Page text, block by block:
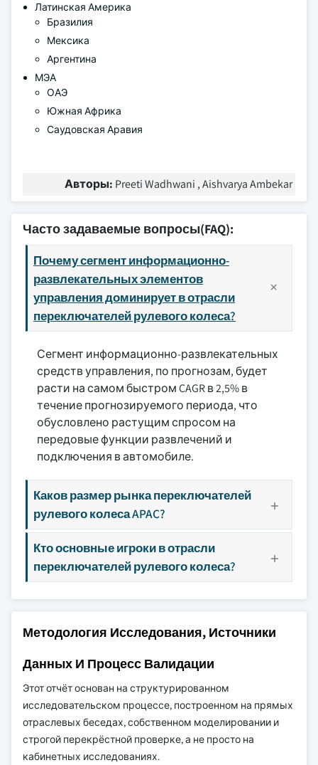
Латинская Америка
Бразилия
Мексика
Аргентина
МЭА
ОАЭ
Южная Африка
Саудовская Аравия
Авторы: Preeti Wadhwani , Aishvarya Ambekar
Часто задаваемые вопросы(FAQ):
Почему сегмент информационно-
развлекательных элементов
управления доминирует в отрасли
переключателей рулевого колеса?
Сегмент информационно-развлекательных
средств управления, по прогнозам, будет
расти на самом быстром CAGR в 2,5% в
течение прогнозируемого периода, что
обусловлено растущим спросом на
передовые функции развлечений и
подключения в автомобиле.
Каков размер рынка переключателей
рулевого колеса APAC?
Кто основные игроки в отрасли
переключателей рулевого колеса?
Методология Исследования, Источники
Данных И Процесс Валидации
Этот отчёт основан на структурированном
исследовательском процессе, построенном на прямых
отраслевых беседах, собственном моделировании и
строгой перекрёстной проверке, а не просто на
кабинетных исследованиях.